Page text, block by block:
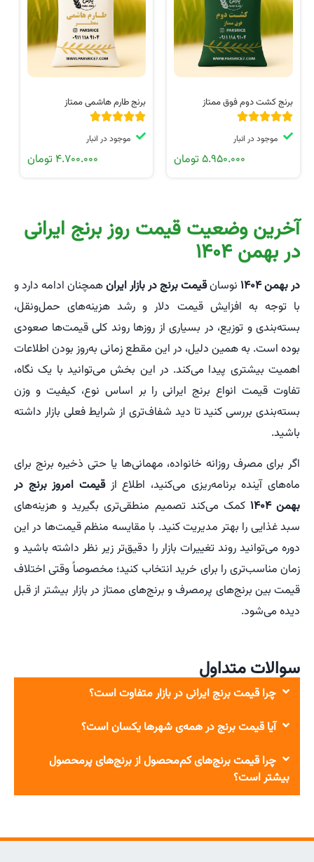
برنج کشت دوم فوق ممتاز
موجود در انبار
۵.۹۵۰.۰۰۰تومان
برنج طارم هاشمی ممتاز
موجود در انبار
۴.۷۰۰.۰۰۰ تومان
آخرین وضعیت قیمت روز برنج ایرانی
در بهمن ۱۴۰۴
در بهمن ۱۴۰۴ نوسانقیمت برنج در بازار ایرانهمچنان ادامه دارد و
با توجه به افزایش قیمت دلار و رشد هزینه‌های حمل‌ونقل،
بسته‌بندی و توزیع، در بسیاری از روزها روند کلی قیمت‌ها صعودی
بوده است. به همین دلیل، در این مقطع زمانی به‌روز بودن اطلاعات
اهمیت بیشتری پیدا می‌کند. در این بخش می‌توانید با یک نگاه،
تفاوت قیمت انواع برنج ایرانی را بر اساس نوع، کیفیت و وزن
بسته‌بندی بررسی کنید تا دید شفاف‌تری از شرایط فعلی بازار داشته
باشید.
اگر برای مصرف روزانه خانواده، مهمانی‌ها یا حتی ذخیره برنج برای
ماه‌های آینده برنامه‌ریزی می‌کنید، اطلاع ازقیمت امروز برنج در
بهمن ۱۴۰۴
کمک می‌کند تصمیم منطقی‌تری بگیرید و هزینه‌های
سبد غذایی را بهتر مدیریت کنید. با مقایسه منظم قیمت‌ها در این
دوره می‌توانید روند تغییرات بازار را دقیق‌تر زیر نظر داشته باشید و
زمان مناسب‌تری را برای خرید انتخاب کنید؛ مخصوصاً وقتی اختلاف
قیمت بین برنج‌های پرمصرف و برنج‌های ممتاز در بازار بیشتر از قبل
دیده می‌شود.
سوالات متداول
چرا قیمت برنج ایرانی در بازار متفاوت است؟
آیا قیمت برنج در همه‌ی شهرها یکسان است؟
چرا قیمت برنج‌های کم‌محصول از برنج‌های پرمحصول
بیشتر است؟